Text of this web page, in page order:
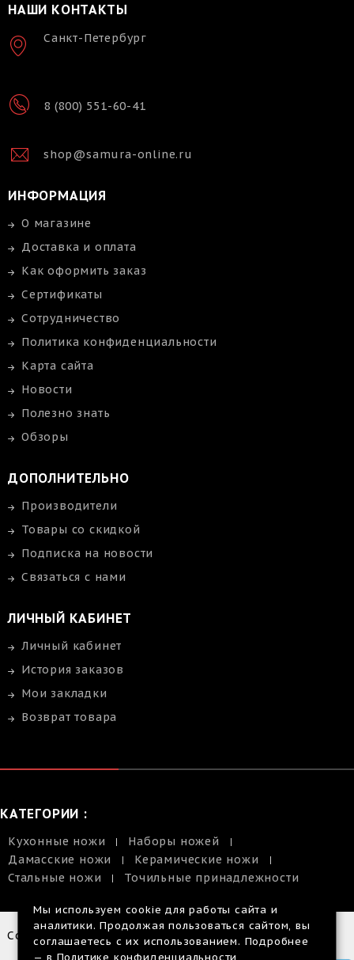
НАШИ КОНТАКТЫ
Санкт-Петербург
8 (800) 551-60-41
shop@samura-online.ru
ИНФОРМАЦИЯ
О магазине
Доставка и оплата
Как оформить заказ
Сертификаты
Сотрудничество
Политика конфиденциальности
Карта сайта
Новости
Полезно знать
Обзоры
ДОПОЛНИТЕЛЬНО
Производители
Товары со скидкой
Подписка на новости
Связаться с нами
ЛИЧНЫЙ КАБИНЕТ
Личный кабинет
История заказов
Мои закладки
Возврат товара
КАТЕГОРИИ :
Кухонные ножи
Наборы ножей
Дамасские ножи
Керамические ножи
Стальные ножи
Точильные принадлежности
Copyright © 2014-2026 |
Размещенная
Мы используем cookie для работы сайта и
аналитики. Продолжая пользоваться сайтом, вы
соглашаетесь с их использованием. Подробнее
— в Политике конфиденциальности